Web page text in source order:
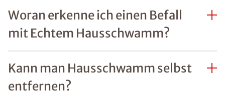
Woran erkenne ich einen Befall
mit Echtem Hausschwamm?
Kann man Hausschwamm selbst
entfernen?